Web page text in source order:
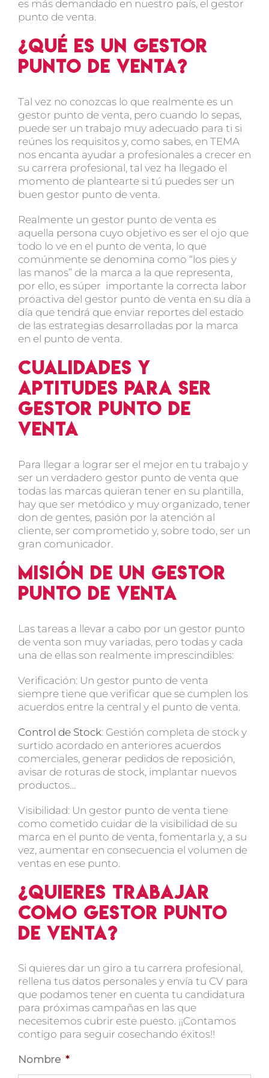
es más demandado en nuestro país, el gestor
punto de venta.
¿Qué es un gestor
punto de venta?
Tal vez no conozcas lo que realmente es un
gestor punto de venta, pero cuando lo sepas,
puede ser un trabajo muy adecuado para ti si
reúnes los requisitos y, como sabes, en TEMA
nos encanta ayudar a profesionales a crecer en
su carrera profesional, tal vez ha llegado el
momento de plantearte si tú puedes ser un
buen gestor punto de venta.
Realmente un gestor punto de venta es
aquella persona cuyo objetivo es ser el ojo que
todo lo ve en el punto de venta, lo que
comúnmente se denomina como “los pies y
las manos” de la marca a la que representa,
por ello, es súper importante la correcta labor
proactiva del gestor punto de venta en su día a
día que tendrá que enviar reportes del estado
de las estrategias desarrolladas por la marca
en el punto de venta.
Cualidades y
aptitudes para ser
gestor punto de
venta
Para llegar a lograr ser el mejor en tu trabajo y
ser un verdadero gestor punto de venta que
todas las marcas quieran tener en su plantilla,
hay que ser metódico y muy organizado, tener
don de gentes, pasión por la atención al
cliente, ser comprometido y, sobre todo, ser un
gran comunicador.
Misión de un gestor
punto de venta
Las tareas a llevar a cabo por un gestor punto
de venta son muy variadas, pero todas y cada
una de ellas son realmente imprescindibles:
Verificación: Un gestor punto de venta
siempre tiene que verificar que se cumplen los
acuerdos entre la central y el punto de venta.
Control de Stock: Gestión completa de stock y
surtido acordado en anteriores acuerdos
comerciales, generar pedidos de reposición,
avisar de roturas de stock, implantar nuevos
productos…
Visibilidad: Un gestor punto de venta tiene
como cometido cuidar de la visibilidad de su
marca en el punto de venta, fomentarla y, a su
vez, aumentar en consecuencia el volumen de
ventas en ese punto.
¿Quieres trabajar
como gestor punto
de venta?
Si quieres dar un giro a tu carrera profesional,
rellena tus datos personales y envía tu CV para
que podamos tener en cuenta tu candidatura
para próximas campañas en las que
necesitemos cubrir este puesto. ¡¡Contamos
contigo para seguir cosechando éxitos!!
Nombre *